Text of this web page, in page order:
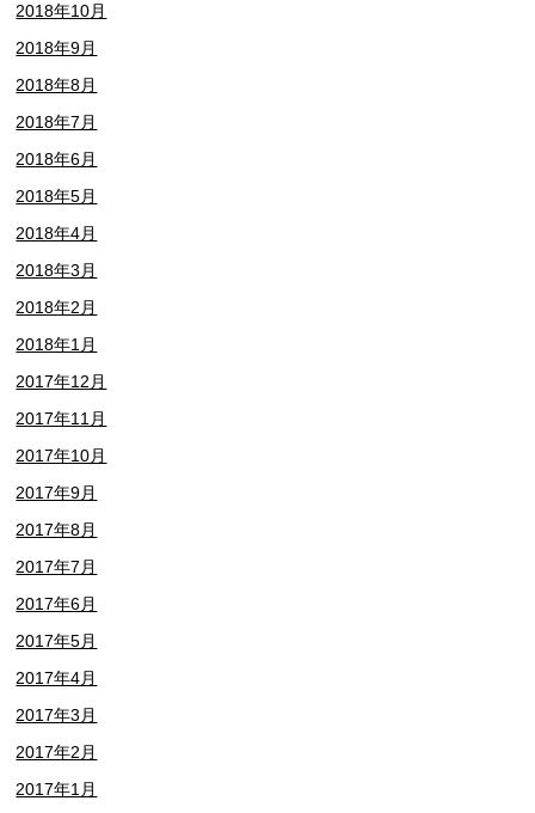
2018年10月
2018年9月
2018年8月
2018年7月
2018年6月
2018年5月
2018年4月
2018年3月
2018年2月
2018年1月
2017年12月
2017年11月
2017年10月
2017年9月
2017年8月
2017年7月
2017年6月
2017年5月
2017年4月
2017年3月
2017年2月
2017年1月